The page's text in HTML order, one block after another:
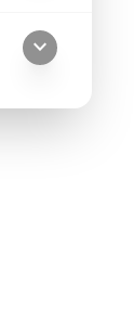
expand_more